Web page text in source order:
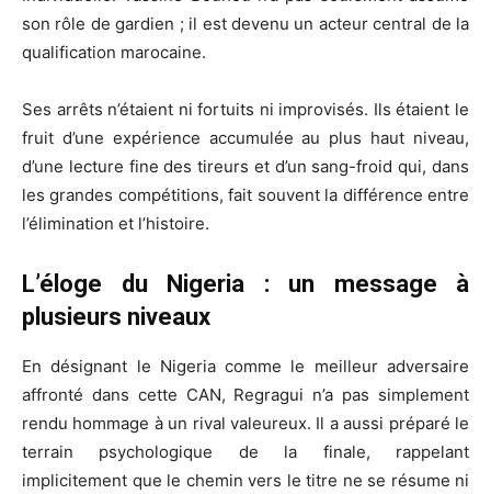
son rôle de gardien ; il est devenu un acteur central de la
qualification marocaine.
Ses arrêts n’étaient ni fortuits ni improvisés. Ils étaient le
fruit d’une expérience accumulée au plus haut niveau,
d’une lecture fine des tireurs et d’un sang-froid qui, dans
les grandes compétitions, fait souvent la différence entre
l’élimination et l’histoire.
L’éloge du Nigeria : un message à
plusieurs niveaux
En désignant le Nigeria comme le meilleur adversaire
affronté dans cette CAN, Regragui n’a pas simplement
rendu hommage à un rival valeureux. Il a aussi préparé le
terrain psychologique de la finale, rappelant
implicitement que le chemin vers le titre ne se résume ni